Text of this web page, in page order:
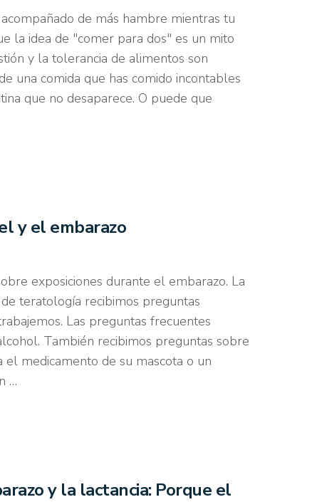
de más hambre mientras tu
la idea de "comer para dos" es un mito
y la tolerancia de alimentos son
una comida que has comido incontables
que no desaparece. O puede que
y el embarazo
exposiciones durante el embarazo. La
teratología recibimos preguntas
Las preguntas frecuentes
También recibimos preguntas sobre
medicamento de su mascota o un
…
y la lactancia: Porque el